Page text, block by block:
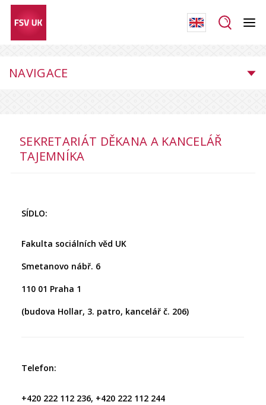
NAVIGACE
SEKRETARIÁT DĚKANA A KANCELÁŘ
TAJEMNÍKA
SÍDLO:
Fakulta sociálních věd UK
Smetanovo nábř. 6
110 01 Praha 1
(budova Hollar, 3. patro, kancelář č. 206)
Telefon:
+420 222 112 236, +420 222 112 244